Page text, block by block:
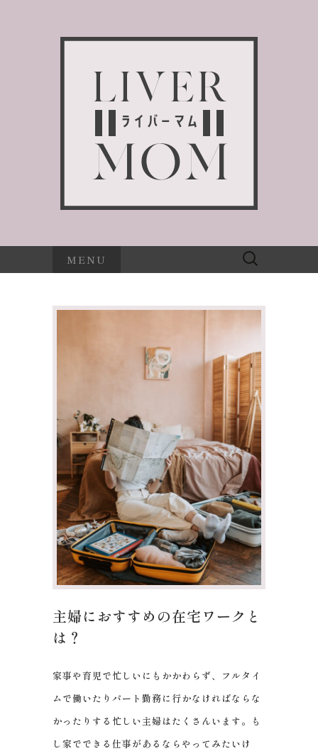
MENU
検
索:
主婦におすすめの在宅ワークと
は？
家事や育児で忙しいにもかかわらず、フルタイ
ムで働いたりパート勤務に行かなければならな
かったりする忙しい主婦はたくさんいます。も
し家でできる仕事があるならやってみたいけ